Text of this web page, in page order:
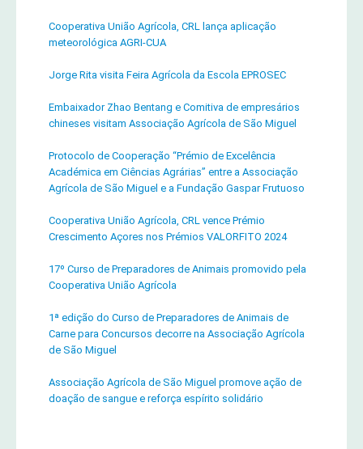
Cooperativa União Agrícola, CRL lança aplicação
meteorológica AGRI-CUA
Jorge Rita visita Feira Agrícola da Escola EPROSEC
Embaixador Zhao Bentang e Comitiva de empresários
chineses visitam Associação Agrícola de São Miguel
Protocolo de Cooperação “Prémio de Excelência
Académica em Ciências Agrárias” entre a Associação
Agrícola de São Miguel e a Fundação Gaspar Frutuoso
Cooperativa União Agrícola, CRL vence Prémio
Crescimento Açores nos Prémios VALORFITO 2024
17º Curso de Preparadores de Animais promovido pela
Cooperativa União Agrícola
1ª edição do Curso de Preparadores de Animais de
Carne para Concursos decorre na Associação Agrícola
de São Miguel
Associação Agrícola de São Miguel promove ação de
doação de sangue e reforça espírito solidário